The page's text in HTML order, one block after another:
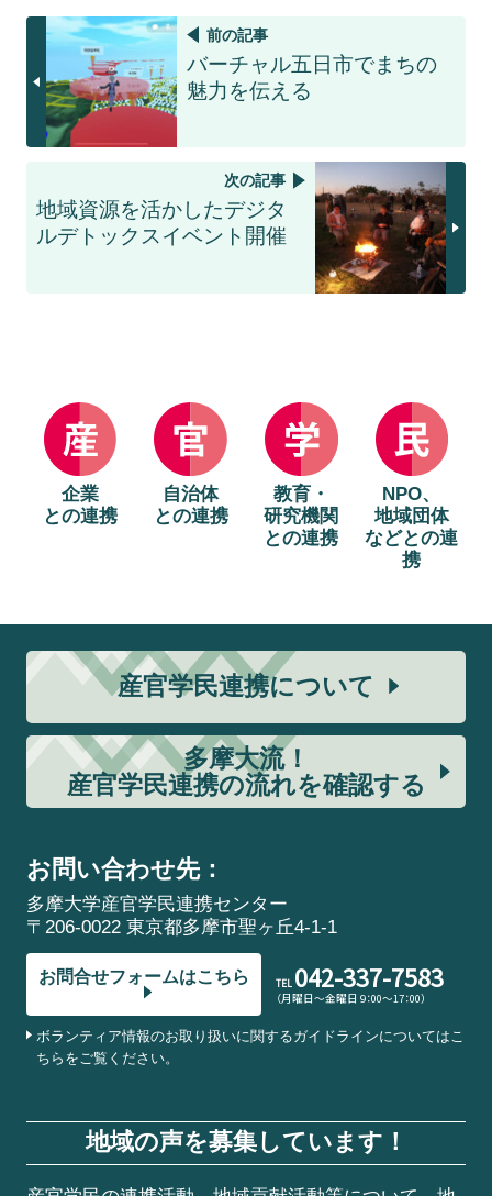
前の記事
バーチャル五日市でまちの
魅力を伝える
次の記事
地域資源を活かしたデジタ
ルデトックスイベント開催
企業
との連携
自治体
との連携
教育・
研究機関
との連携
NPO、
地域団体
などとの連
携
産官学民連携について
多摩大流！
産官学民連携の流れを確認する
お問い合わせ先：
多摩大学産官学民連携センター
〒206-0022 東京都多摩市聖ヶ丘4-1-1
お問合せフォームはこちら TEL 042-337-7583
（月曜日～金曜日 9：00～17：00）
ボランティア情報のお取り扱いに関するガイドラインについてはこ
ちらをご覧ください。
地域の声を募集しています！